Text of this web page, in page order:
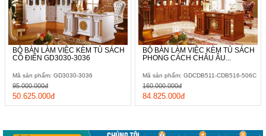
BỘ BÀN LÀM VIỆC KÈM TỦ SÁCH
CỔ ĐIỂN GD3030-3036
Mã sản phẩm: GD3030-3036
50.625.000đ
95.000.000đ
BỘ BÀN LÀM VIỆC KÈM TỦ SÁCH
PHONG CÁCH CHÂU ÂU...
Mã sản phẩm: GDCDB511-CDB516-506C
84.825.000đ
160.000.000đ